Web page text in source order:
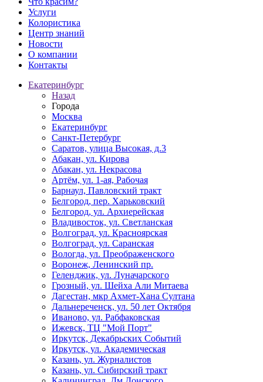
Услуги
Колористика
Центр знаний
Новости
О компании
Контакты
Екатеринбург
Назад
Города
Москва
Екатеринбург
Санкт-Петербург
Саратов, улица Высокая, д.3
Абакан, ул. Кирова
Абакан, ул. Некрасова
Артём, ул. 1-ая, Рабочая
Барнаул, Павловский тракт
Белгород, пер. Харьковский
Белгород, ул. Архиерейская
Владивосток, ул. Светланская
Волгоград, ул. Красноярская
Волгоград, ул. Саранская
Вологда, ул. Преображенского
Воронеж, Ленинский пр.
Геленджик, ул. Луначарского
Грозный, ул. Шейха Али Митаева
Дагестан, мкр Ахмет-Хана Султана
Дальнереченск, ул. 50 лет Октября
Иваново, ул. Рабфаковская
Ижевск, ТЦ "Мой Порт"
Иркутск, Декабрьских Событий
Иркутск, ул. Академическая
Казань, ул. Журналистов
Казань, ул. Сибирский тракт